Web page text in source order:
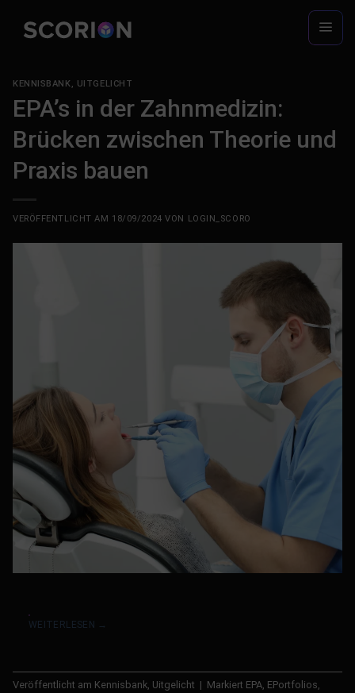
Inhalt
KENNISBANK, UITGELICHT
EPA’s in der Zahnmedizin:
Brücken zwischen Theorie und
Praxis bauen
VERÖFFENTLICHT AM 18/09/2024 VON LOGIN_SCORO
WEITERLESEN →
Veröffentlicht am Kennisbank Uitgelicht | Markiert EPA EPortfolios